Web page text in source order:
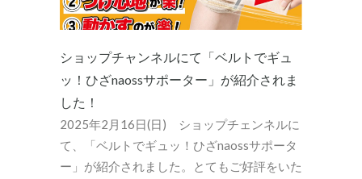
ショップチャンネルにて「ベルトでギュ
ッ！ひざnaossサポーター」が紹介されま
した！
2025年2月16日(日) ショップチェンネルに
て、「ベルトでギュッ！ひざnaossサポータ
ー」が紹介されました。とてもご好評をいた